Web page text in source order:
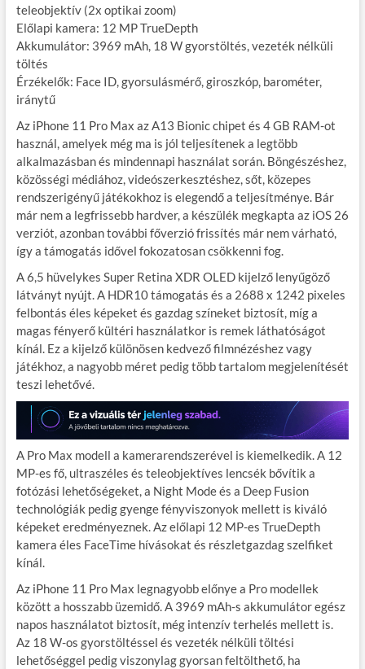
teleobjektív (2x optikai zoom)
Előlapi kamera: 12 MP TrueDepth
Akkumulátor: 3969 mAh, 18 W gyorstöltés, vezeték nélküli
töltés
Érzékelők: Face ID, gyorsulásmérő, giroszkóp, barométer,
iránytű
Az iPhone 11 Pro Max az A13 Bionic chipet és 4 GB RAM-ot
használ, amelyek még ma is jól teljesítenek a legtöbb
alkalmazásban és mindennapi használat során. Böngészéshez,
közösségi médiához, videószerkesztéshez, sőt, közepes
rendszerigényű játékokhoz is elegendő a teljesítménye. Bár
már nem a legfrissebb hardver, a készülék megkapta az iOS 26
verziót, azonban további főverzió frissítés már nem várható,
így a támogatás idővel fokozatosan csökkenni fog.
A 6,5 hüvelykes Super Retina XDR OLED kijelző lenyűgöző
látványt nyújt. A HDR10 támogatás és a 2688 x 1242 pixeles
felbontás éles képeket és gazdag színeket biztosít, míg a
magas fényerő kültéri használatkor is remek láthatóságot
kínál. Ez a kijelző különösen kedvező filmnézéshez vagy
játékhoz, a nagyobb méret pedig több tartalom megjelenítését
teszi lehetővé.
A Pro Max modell a kamerarendszerével is kiemelkedik. A 12
MP-es fő, ultraszéles és teleobjektíves lencsék bővítik a
fotózási lehetőségeket, a Night Mode és a Deep Fusion
technológiák pedig gyenge fényviszonyok mellett is kiváló
képeket eredményeznek. Az előlapi 12 MP-es TrueDepth
kamera éles FaceTime hívásokat és részletgazdag szelfiket
kínál.
Az iPhone 11 Pro Max legnagyobb előnye a Pro modellek
között a hosszabb üzemidő. A 3969 mAh-s akkumulátor egész
napos használatot biztosít, még intenzív terhelés mellett is.
Az 18 W-os gyorstöltéssel és vezeték nélküli töltési
lehetőséggel pedig viszonylag gyorsan feltölthető, ha